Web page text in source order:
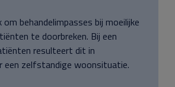
behandelimpasses bij moeilijke
te doorbreken. Bij een
resulteert dit in
een zelfstandige woonsituatie.